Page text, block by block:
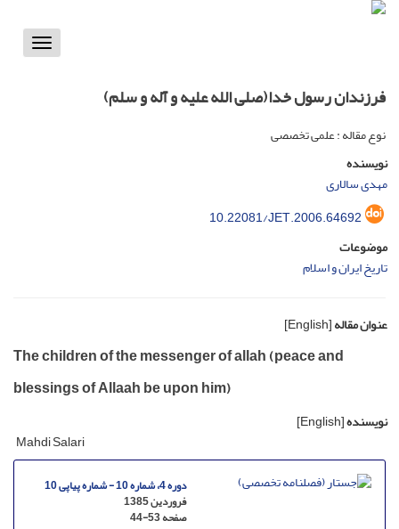
Toggle
فرزندان رسول خدا(صلی الله علیه و آله و سلم)
نوع مقاله : علمی تخصصی
نویسنده
مهدی سالاری
10.22081/JET.2006.64692
موضوعات
تاریخ ایران و اسلام
عنوان مقاله[English]
The children of the messenger of allah (peace and
blessings of Allaah be upon him)
نویسنده[English]
Mahdi Salari
دوره 4، شماره 10 - شماره پیاپی 10
فروردین 1385
صفحه44-53